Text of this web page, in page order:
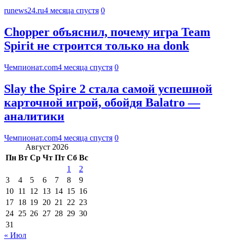
runews24.ru4 месяца спустя 0
Chopper объяснил, почему игра Team
Spirit не строится только на donk
Чемпионат.com4 месяца спустя 0
Slay the Spire 2 стала самой успешной
карточной игрой, обойдя Balatro —
аналитики
Чемпионат.com4 месяца спустя 0
Август 2026
Пн Вт Ср Чт Пт Сб Вс
1
2
3
4 5 6 7 8
9
10 11 12 13 14 15 16
17 18 19 20 21 22 23
24 25 26 27 28 29 30
31
« Июл